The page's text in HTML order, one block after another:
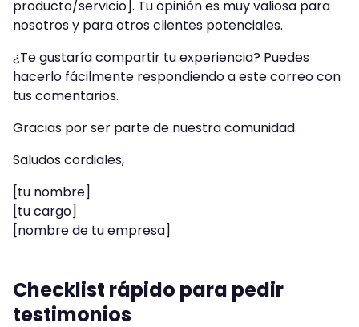
producto/servicio]. Tu opinión es muy valiosa para
nosotros y para otros clientes potenciales.
¿Te gustaría compartir tu experiencia? Puedes
hacerlo fácilmente respondiendo a este correo con
tus comentarios.
Gracias por ser parte de nuestra comunidad.
Saludos cordiales,
[tu nombre]
[tu cargo]
[nombre de tu empresa]
Checklist rápido para pedir
testimonios